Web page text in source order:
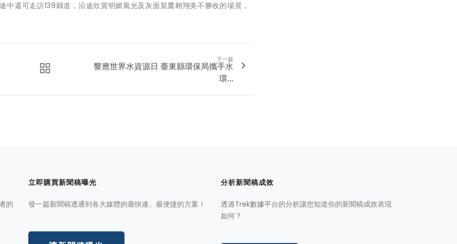
還可走訪139縣道，沿途欣賞明媚風光及灰面鵟鷹翱翔美不勝收的場景，
下一篇
響應世界水資源日 臺東縣環保局攜手水
環...
的
立即購買新聞稿曝光
發一篇新聞稿透通到各大媒體的最快速、最便捷的方案！
分析新聞稿成效
透過Trek數據平台的分析讓您知道你的新聞稿成效表現
如何？